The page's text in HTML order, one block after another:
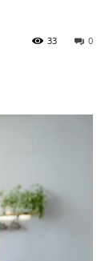
0
33